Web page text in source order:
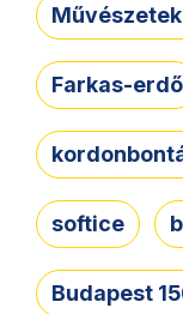
Farkas-erdő
softice
Budapest